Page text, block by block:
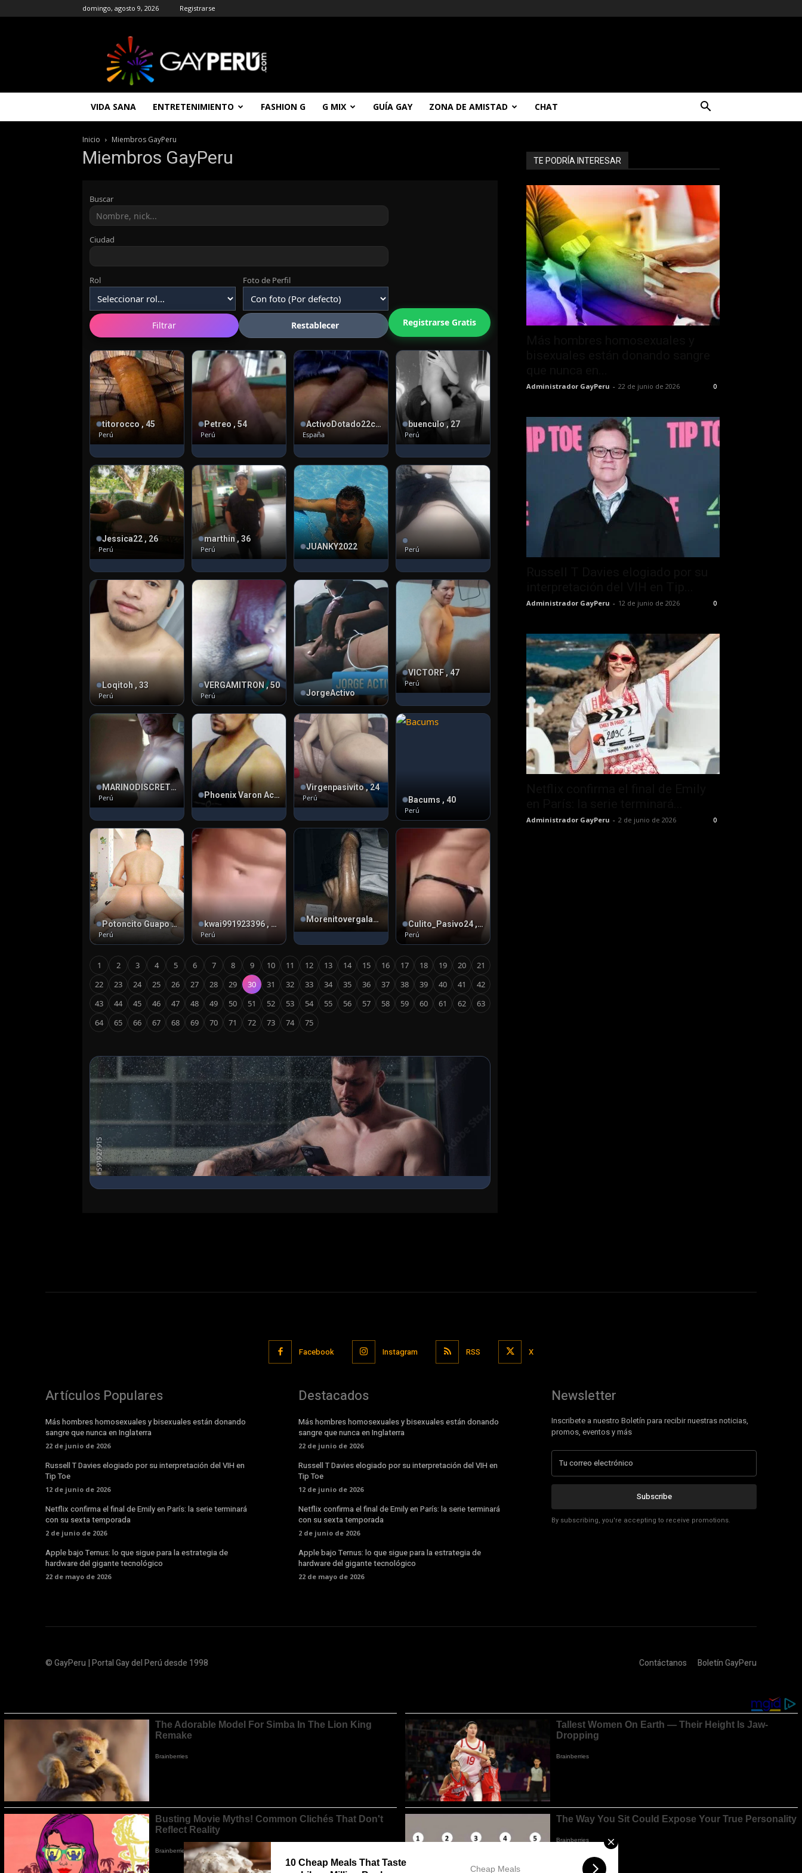
domingo, agosto 9, 2026 Registrarse
|
Entretenimiento
Noticias
Gay
Gratis
10 Cheap Meals That Taste
Cheap Meals
VIDA SANA ENTRETENIMIENTO FASHION G G MIX GUÍA GAY ZONA DE AMISTAD CHAT
Inicio Miembros GayPeru
Miembros GayPeru
Buscar
Ciudad
Rol Foto de Perfil
Filtrar Restablecer Registrarse Gratis
titorocco , 45
Perú
Petreo , 54
Perú
ActivoDotado22cmm , 41
España
buenculo , 27
Perú
Jessica22 , 26
Perú
marthin , 36
Perú JUANKY2022 Perú
Loqitoh , 33
Perú
VERGAMITRON , 50
Perú JorgeActivo
VICTORF , 47
Perú
MARINODISCRETOFORMADO25 , 42
Perú Phoenix Varon Activo
Virgenpasivito , 24
Perú Bacums , 40
Perú
Potoncito Guapo , 25
Perú
kwai991923396 , 30
Perú
Morenitovergalarga2024 Culito_Pasivo24 , 28
Perú
1 2 3 4 5 6 7 8 9 10 11 12 13 14 15 16 17 18 19 20
21
22
23 24 25 26 27 28 29 30 31 32 33 34 35 36 37 38 39 40 41
42
43
44 45 46 47 48 49 50 51 52 53 54 55 56 57 58 59 60 61 62
63
64
65 66 67 68 69 70 71 72 73 74 75
TE PODRÍA INTERESAR
Administrador GayPeru - 22 de junio de 2026 0
Administrador GayPeru - 12 de junio de 2026 0
Administrador GayPeru - 2 de junio de 2026 0
Facebook Instagram RSS X
Artículos Populares
Más hombres homosexuales y bisexuales están donando
sangre que nunca en Inglaterra
22 de junio de 2026
Russell T Davies elogiado por su interpretación del VIH en
Tip Toe
12 de junio de 2026
Netflix confirma el final de Emily en París: la serie terminará
con su sexta temporada
2 de junio de 2026
Apple bajo Ternus: lo que sigue para la estrategia de
hardware del gigante tecnológico
22 de mayo de 2026
Destacados
Más hombres homosexuales y bisexuales están donando
sangre que nunca en Inglaterra
22 de junio de 2026
Russell T Davies elogiado por su interpretación del VIH en
Tip Toe
12 de junio de 2026
Netflix confirma el final de Emily en París: la serie terminará
con su sexta temporada
2 de junio de 2026
Apple bajo Ternus: lo que sigue para la estrategia de
hardware del gigante tecnológico
22 de mayo de 2026
Newsletter
Inscribete a nuestro Boletín para recibir nuestras noticias,
promos, eventos y más
Subscribe
By subscribing, you're accepting to receive promotions.
© GayPeru | Portal Gay del Perú desde 1998 Contáctanos Boletín GayPeru